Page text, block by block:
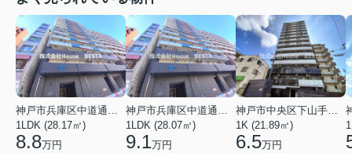
1LDK (28.17㎡)
8.8万円
1LDK (28.07㎡)
9.1万円
1K (21.89㎡)
6.5万円